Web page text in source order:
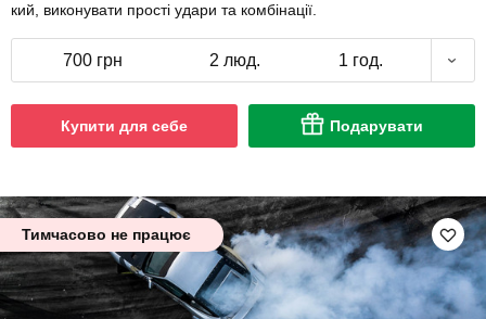
кий, виконувати прості удари та комбінації.
700 грн 2 люд. 1 год.
Купити для себе Подарувати
Тимчасово не працює